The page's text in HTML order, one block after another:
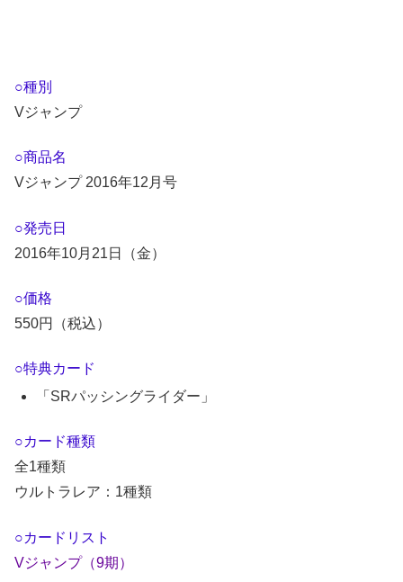
○種別
Vジャンプ
○商品名
Vジャンプ 2016年12月号
○発売日
2016年10月21日（金）
○価格
550円（税込）
○特典カード
「SRパッシングライダー」
○カード種類
全1種類
ウルトラレア：1種類
○カードリスト
Vジャンプ（9期）